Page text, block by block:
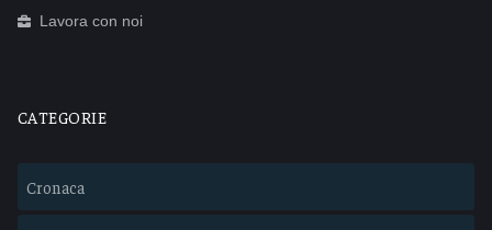
Lavora con noi
CATEGORIE
Cronaca